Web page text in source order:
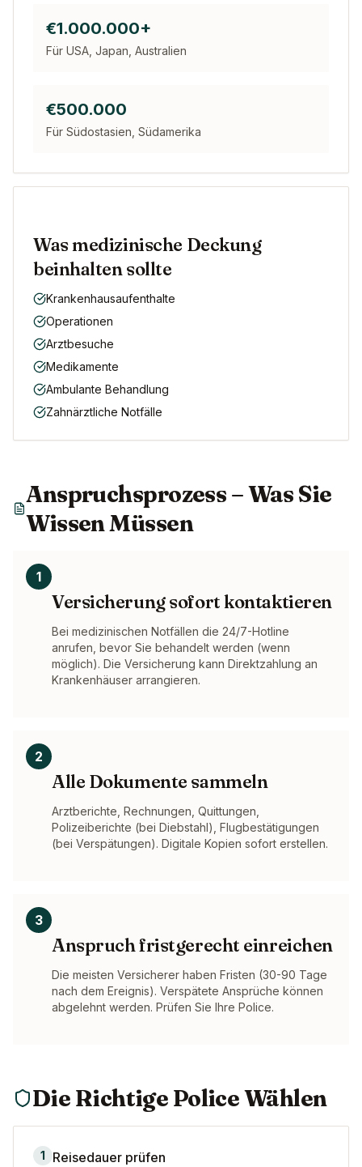
€1.000.000+
Für USA, Japan, Australien
€500.000
Für Südostasien, Südamerika
Was medizinische Deckung
beinhalten sollte
Krankenhausaufenthalte
Operationen
Arztbesuche
Medikamente
Ambulante Behandlung
Zahnärztliche Notfälle
Anspruchsprozess – Was Sie
Wissen Müssen
1
Versicherung sofort kontaktieren
Bei medizinischen Notfällen die 24/7-Hotline
anrufen, bevor Sie behandelt werden (wenn
möglich). Die Versicherung kann Direktzahlung an
Krankenhäuser arrangieren.
2
Alle Dokumente sammeln
Arztberichte, Rechnungen, Quittungen,
Polizeiberichte (bei Diebstahl), Flugbestätigungen
(bei Verspätungen). Digitale Kopien sofort erstellen.
3
Anspruch fristgerecht einreichen
Die meisten Versicherer haben Fristen (30-90 Tage
nach dem Ereignis). Verspätete Ansprüche können
abgelehnt werden. Prüfen Sie Ihre Police.
Die Richtige Police Wählen
1 Reisedauer prüfen